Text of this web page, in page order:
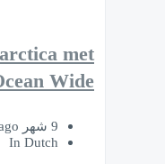
met
Wide
9 شهر ago
In Dutch